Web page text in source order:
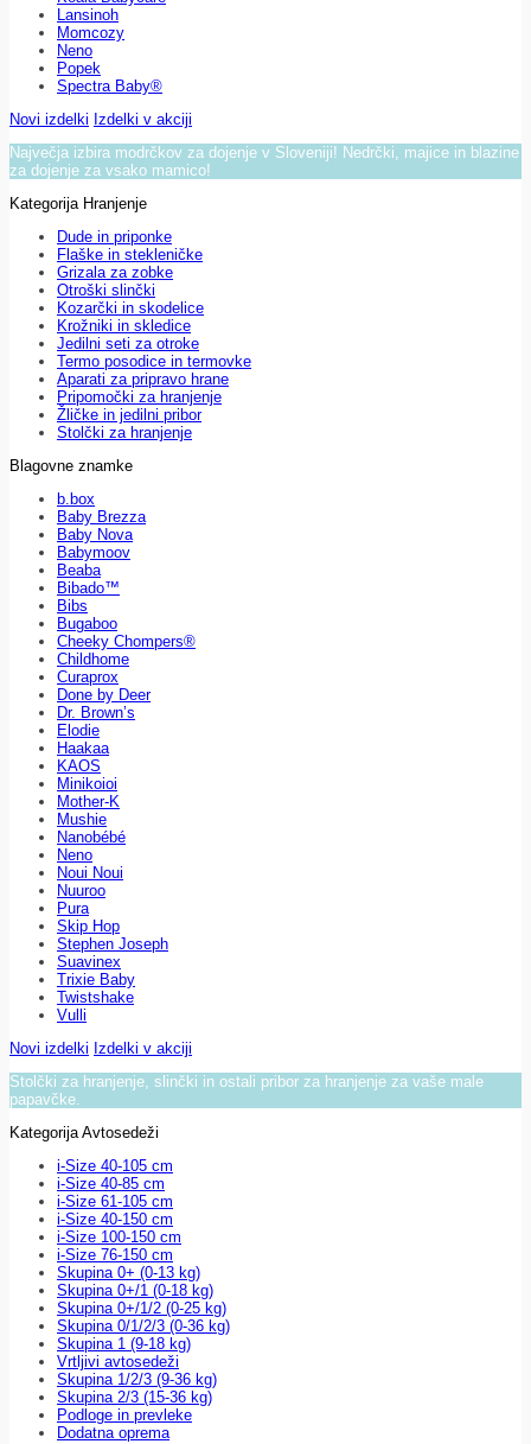
Lansinoh
Momcozy
Neno
Popek
Spectra Baby®
Novi izdelki Izdelki v akciji
Največja izbira modrčkov za dojenje v Sloveniji! Nedrčki, majice in blazine
za dojenje za vsako mamico!
Kategorija Hranjenje
Dude in priponke
Flaške in stekleničke
Grizala za zobke
Otroški slinčki
Kozarčki in skodelice
Krožniki in skledice
Jedilni seti za otroke
Termo posodice in termovke
Aparati za pripravo hrane
Pripomočki za hranjenje
Žličke in jedilni pribor
Stolčki za hranjenje
Blagovne znamke
b.box
Baby Brezza
Baby Nova
Babymoov
Beaba
Bibado™
Bibs
Bugaboo
Cheeky Chompers®
Childhome
Curaprox
Done by Deer
Dr. Brown’s
Elodie
Haakaa
KAOS
Minikoioi
Mother-K
Mushie
Nanobébé
Neno
Noui Noui
Nuuroo
Pura
Skip Hop
Stephen Joseph
Suavinex
Trixie Baby
Twistshake
Vulli
Novi izdelki Izdelki v akciji
Stolčki za hranjenje, slinčki in ostali pribor za hranjenje za vaše male
papavčke.
Kategorija Avtosedeži
i-Size 40-105 cm
i-Size 40-85 cm
i-Size 61-105 cm
i-Size 40-150 cm
i-Size 100-150 cm
i-Size 76-150 cm
Skupina 0+ (0-13 kg)
Skupina 0+/1 (0-18 kg)
Skupina 0+/1/2 (0-25 kg)
Skupina 0/1/2/3 (0-36 kg)
Skupina 1 (9-18 kg)
Vrtljivi avtosedeži
Skupina 1/2/3 (9-36 kg)
Skupina 2/3 (15-36 kg)
Podloge in prevleke
Dodatna oprema